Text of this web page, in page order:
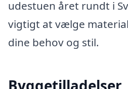
udestuen året rundt i
vigtigt at vælge
dine behov og stil.